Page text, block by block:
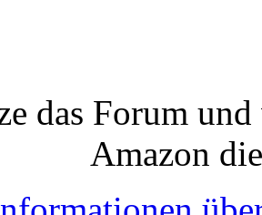
das Forum
Amazon